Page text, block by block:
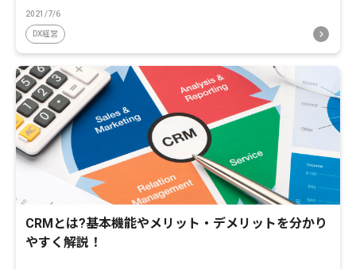
因を徹底解説
2021/7/6
DX経営
CRMとは?基本機能やメリット・デメリットを分かり
やすく解説！